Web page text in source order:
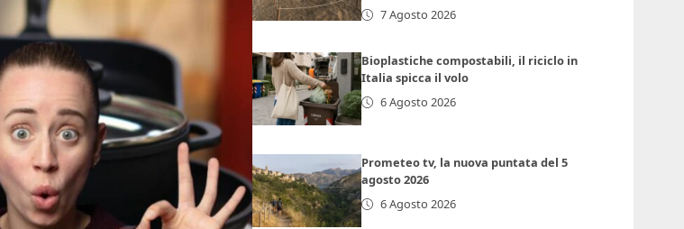
7 Agosto 2026
Bioplastiche compostabili, il riciclo in
Italia spicca il volo
6 Agosto 2026
Prometeo tv, la nuova puntata del 5
agosto 2026
6 Agosto 2026